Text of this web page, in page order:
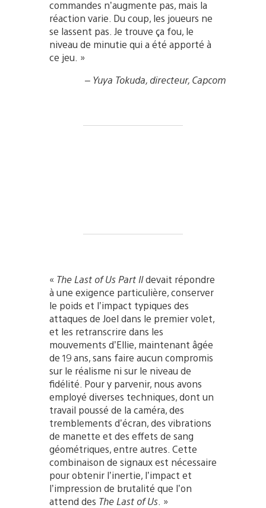
commandes n’augmente pas, mais la
réaction varie. Du coup, les joueurs ne
se lassent pas. Je trouve ça fou, le
niveau de minutie qui a été apporté à
ce jeu. »
– Yuya Tokuda, directeur, Capcom
« The Last of Us Part IIdevait répondre
à une exigence particulière, conserver
le poids et l’impact typiques des
attaques de Joel dans le premier volet,
et les retranscrire dans les
mouvements d’Ellie, maintenant âgée
de 19 ans, sans faire aucun compromis
sur le réalisme ni sur le niveau de
fidélité. Pour y parvenir, nous avons
employé diverses techniques, dont un
travail poussé de la caméra, des
tremblements d’écran, des vibrations
de manette et des effets de sang
géométriques, entre autres. Cette
combinaison de signaux est nécessaire
pour obtenir l’inertie, l’impact et
l’impression de brutalité que l’on
attend des The Last of Us. »